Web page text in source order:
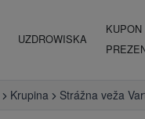
UZDROWISKA
KUPON
Krupina Strážna veža